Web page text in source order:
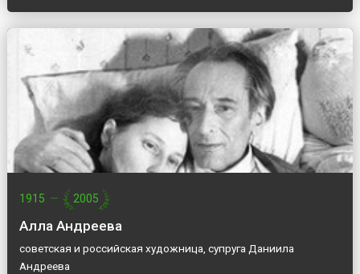
1915 — 2005
Алла Андреева
советская и российская художница, супруга Даниила
Андреева